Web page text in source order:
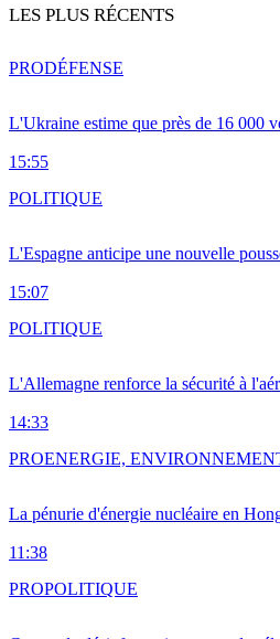
LES PLUS RÉCENTS
L'Ukraine estime que près de 16 000
15:55
PRODÉFENSE
L'Espagne anticipe une nouvelle
15:07
POLITIQUE
L'Allemagne renforce la sécurité à
14:33
POLITIQUE
La pénurie d'énergie nucléaire en
11:38
PROENERGIE,
PROPOLITIQUE